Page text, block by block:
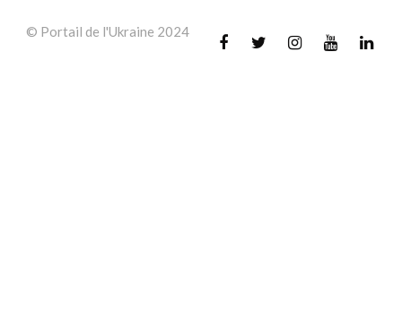
© Portail de l'Ukraine 2024